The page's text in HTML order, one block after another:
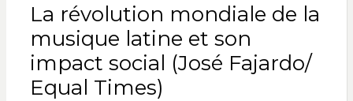
La révolution mondiale de la
musique latine et son
impact social (José Fajardo/
Equal Times)